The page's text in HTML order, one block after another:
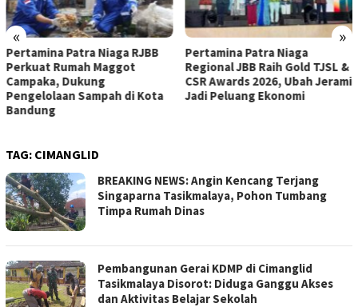
« »
Pertamina Patra Niaga RJBB
Perkuat Rumah Maggot
Campaka, Dukung
Pengelolaan Sampah di Kota
Bandung
Pertamina Patra Niaga
Regional JBB Raih Gold TJSL &
CSR Awards 2026, Ubah Jerami
Jadi Peluang Ekonomi
TAG: CIMANGLID
BREAKING NEWS: Angin Kencang Terjang
Singaparna Tasikmalaya, Pohon Tumbang
Timpa Rumah Dinas
Pembangunan Gerai KDMP di Cimanglid
Tasikmalaya Disorot: Diduga Ganggu Akses
dan Aktivitas Belajar Sekolah